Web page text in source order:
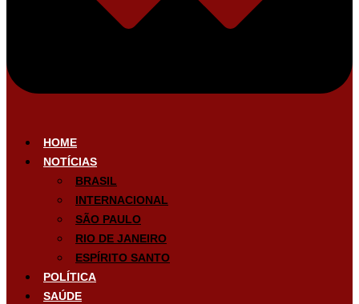
HOME
NOTÍCIAS
BRASIL
INTERNACIONAL
SÃO PAULO
RIO DE JANEIRO
ESPÍRITO SANTO
POLÍTICA
SAÚDE